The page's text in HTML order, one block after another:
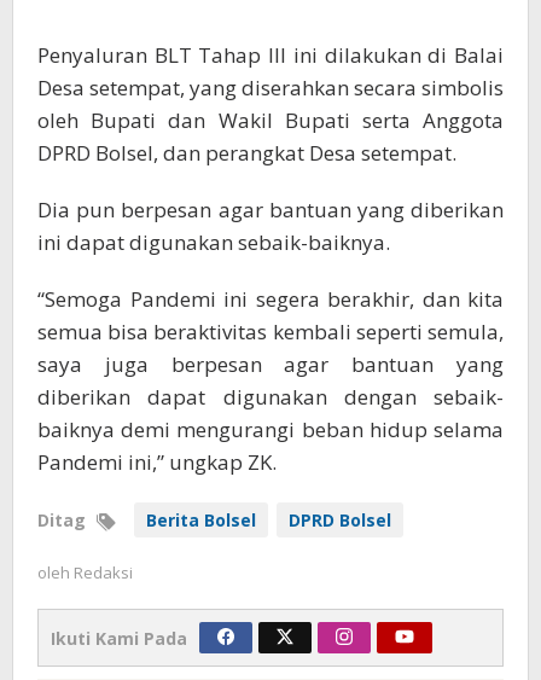
Penyaluran BLT Tahap III ini dilakukan di Balai
Desa setempat, yang diserahkan secara simbolis
oleh Bupati dan Wakil Bupati serta Anggota
DPRD Bolsel, dan perangkat Desa setempat.
Dia pun berpesan agar bantuan yang diberikan
ini dapat digunakan sebaik-baiknya.
“Semoga Pandemi ini segera berakhir, dan kita
semua bisa beraktivitas kembali seperti semula,
saya juga berpesan agar bantuan yang
diberikan dapat digunakan dengan sebaik-
baiknya demi mengurangi beban hidup selama
Pandemi ini,” ungkap ZK.
Ditag Berita Bolsel DPRD Bolsel
oleh Redaksi
Ikuti Kami Pada